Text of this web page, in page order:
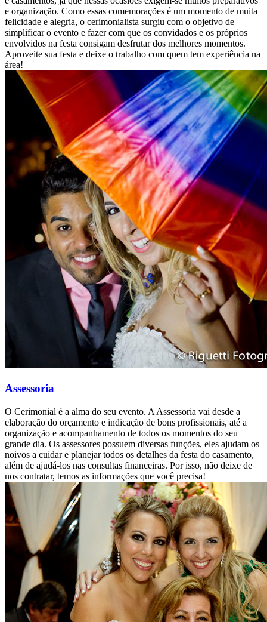
e organização. Como essas comemorações é um momento de muita
felicidade e alegria, o cerimonialista surgiu com o objetivo de
simplificar o evento e fazer com que os convidados e os próprios
envolvidos na festa consigam desfrutar dos melhores momentos.
Aproveite sua festa e deixe o trabalho com quem tem experiência na
área!
Assessoria
O Cerimonial é a alma do seu evento. A Assessoria vai desde a
elaboração do orçamento e indicação de bons profissionais, até a
organização e acompanhamento de todos os momentos do seu
grande dia. Os assessores possuem diversas funções, eles ajudam os
noivos a cuidar e planejar todos os detalhes da festa do casamento,
além de ajudá-los nas consultas financeiras. Por isso, não deixe de
nos contratar, temos as informações que você precisa!